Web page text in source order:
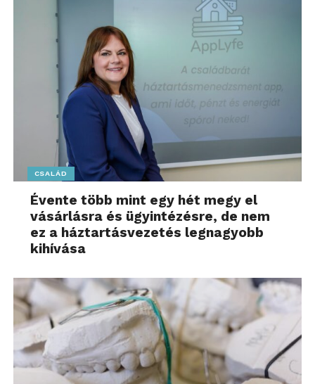
CSALÁD
Évente több mint egy hét megy el
vásárlásra és ügyintézésre, de nem
ez a háztartásvezetés legnagyobb
kihívása